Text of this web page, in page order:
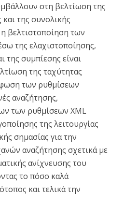
στη βελτίωση της
της συνολικής
βελτιστοποίηση των
της ελαχιστοποίησης,
της συμπίεσης είναι
της ταχύτητας
των ρυθμίσεων
αναζήτησης,
των ρυθμίσεων XML
της λειτουργίας
σημασίας για την
αναζήτησης σχετικά με
ανίχνευσης του
το πόσο καλά
και τελικά την